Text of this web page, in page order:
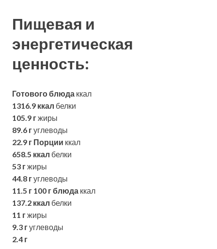
Пищевая и
энергетическая
ценность:
Готового блюда ккал
1316.9 ккал белки
105.9 гжиры
89.6 гуглеводы
22.9 г Порции ккал
658.5 ккал белки
53 гжиры
44.8 гуглеводы
11.5 г 100 г блюда ккал
137.2 ккал белки
11 гжиры
9.3 гуглеводы
2.4 г